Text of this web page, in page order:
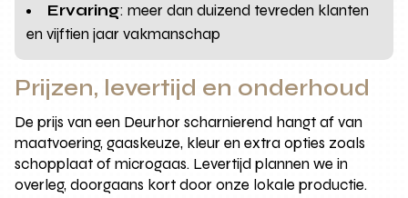
Ervaring: meer dan duizend tevreden klanten
en vijftien jaar vakmanschap
Prijzen, levertijd en onderhoud
De prijs van een Deurhor scharnierend hangt af van
maatvoering, gaaskeuze, kleur en extra opties zoals
schopplaat of microgaas. Levertijd plannen we in
overleg, doorgaans kort door onze lokale productie.